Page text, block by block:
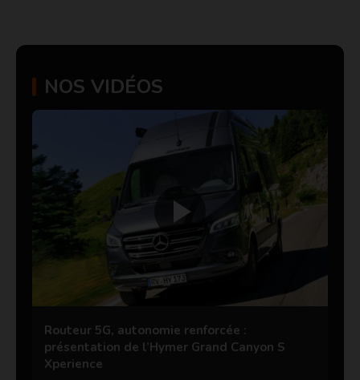
NOS VIDÉOS
Routeur 5G, autonomie renforcée :
présentation de l’Hymer Grand Canyon S
Xperience